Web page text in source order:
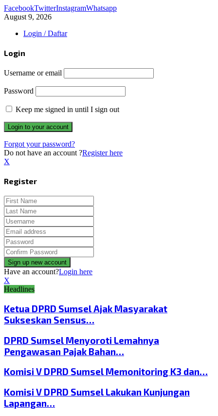
FacebookTwitterInstagramWhatsapp
August 9, 2026
Login / Daftar
Login
Username or email
Password
Keep me signed in until I sign out
Forgot your password?
Do not have an account ?Register here
X
Register
Have an account?Login here
X
Headlines
Ketua DPRD Sumsel Ajak Masyarakat
Sukseskan Sensus…
DPRD Sumsel Menyoroti Lemahnya
Pengawasan Pajak Bahan…
Komisi V DPRD Sumsel Memonitoring K3 dan…
Komisi V DPRD Sumsel Lakukan Kunjungan
Lapangan…